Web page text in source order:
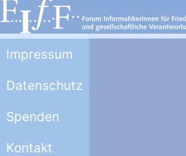
Impressum
Datenschutz
Spenden
Kontakt